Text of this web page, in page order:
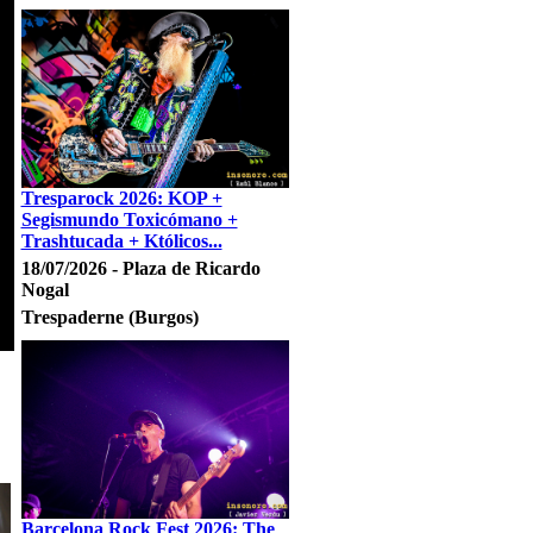
Tresparock 2026: KOP +
Segismundo Toxicómano +
Trashtucada + Któlicos...
18/07/2026 - Plaza de Ricardo
Nogal
Trespaderne (Burgos)
Barcelona Rock Fest 2026: The